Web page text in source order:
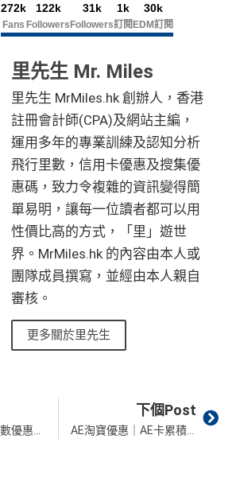
272k
Fans
122k
Followers
31k
Followers
1k
訂閱
30k
EDM訂閱
里先生 Mr. Miles
里先生 MrMiles.hk 創辦人，香港
註冊會計師(CPA)及網站主編，
運用多年的專業訓練及認知分析
飛行里數，信用卡優惠及搜集優
惠碼，致力令複雜的資訊變得簡
單易明，讓每一位讀者都可以用
性價比高的方式，「里」遊世
界。MrMiles.hk 的內容由本人或
團隊成員撰寫，並經由本人親自
審核。
更多關於里先生
下個Post
AE淘寶優惠｜AE卡累積消費滿HK$300或以上享HK$25簽賬回贈！最多享HK$50簽賬回贈！